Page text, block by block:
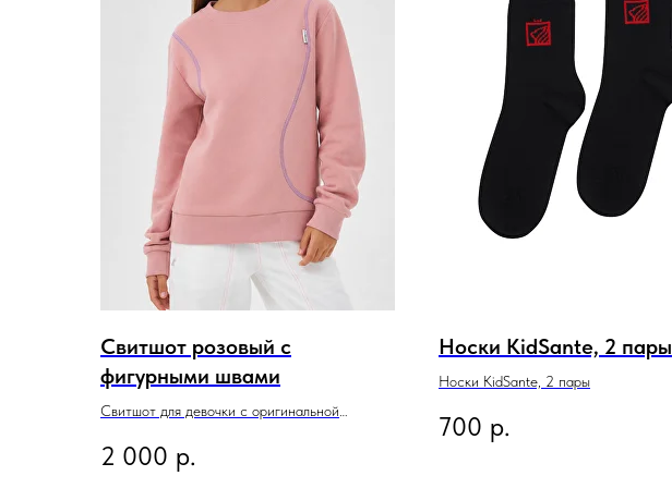
Свитшот розовый с
фигурными швами
Свитшот для девочки с оригинальной
2 000 р.
Носки KidSante, 2 пары
Носки KidSante, 2 пары
700 р.